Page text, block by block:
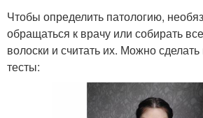
Чтобы определить патологию,
обращаться к врачу или собирать
волоски и считать их. Можно
тесты: